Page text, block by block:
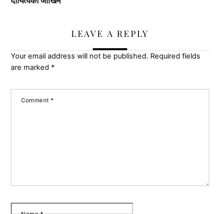
LEAVE A REPLY
Your email address will not be published. Required fields
are marked *
Comment*